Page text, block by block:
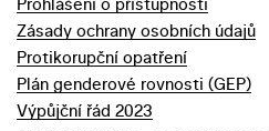
Zásady ochrany osobních údajů
Protikorupční opatření
Plán genderové rovnosti (GEP)
Výpůjční řád 2023